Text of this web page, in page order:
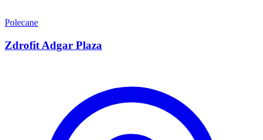
Polecane
Zdrofit Adgar Plaza